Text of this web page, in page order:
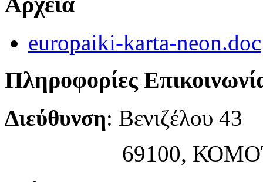
europaiki-karta-neon.doc
Πληροφορίες
Διεύθυνση: Βενιζέλου 43
69100,